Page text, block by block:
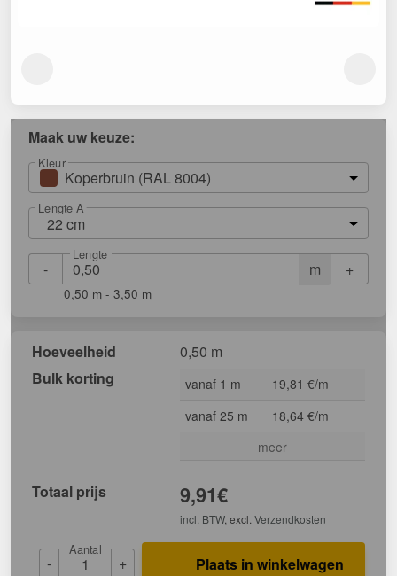
Maak uw keuze:
Kleur
Koperbruin (RAL 8004)
Lengte A
22 cm
- m
Lengte
+
0,50 m - 3,50 m
Hoeveelheid
0,50 m
Bulk korting
vanaf 1 m
19,81 €/m
vanaf 25 m
18,64 €/m
meer
Totaal prijs 9,91€
incl. BTW, excl. Verzendkosten
-
Aantal
+ Plaats in winkelwagen